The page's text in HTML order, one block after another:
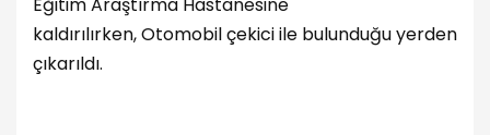
kaldırılırken, Otomobil çekici ile bulunduğu yerden
çıkarıldı.